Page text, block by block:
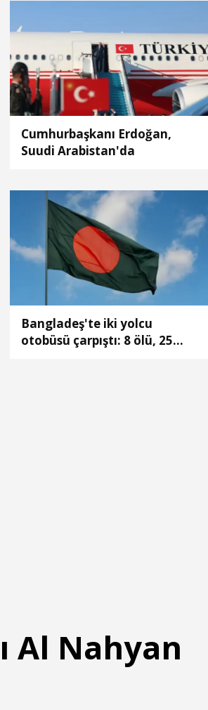
Cumhurbaşkanı Erdoğan,
Suudi Arabistan'da
Bangladeş'te iki yolcu
otobüsü çarpıştı: 8 ölü, 25
Al Nahyan